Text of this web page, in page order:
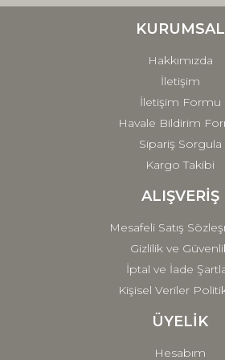
Ürün fiyatı diğer sitelerden daha pahalı.
Gönder
KURUMSAL
Hakkımızda
İletişim
İletişim Formu
Havale Bildirim
Sipariş Sorgula
Kargo Takibi
ALIŞVERİŞ
Mesafeli Satış
Gizlilik ve
İptal ve İade
Kişisel Veriler
ÜYELİK
Hesabım